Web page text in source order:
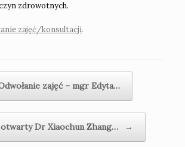
zdrowotnych.
zajęć/konsultacji.
zajęć – mgr Edyta…
otwarty Dr Xiaochun Zhang… →